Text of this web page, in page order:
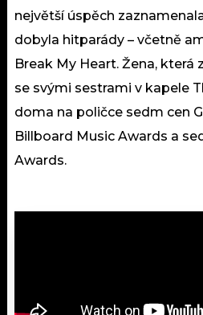
největší úspěch
dobyla hitparády – včetně
Break My Heart. Žena, která
se svými sestrami v kapele
doma na poličce sedm cen
Billboard Music Awards a
Awards.